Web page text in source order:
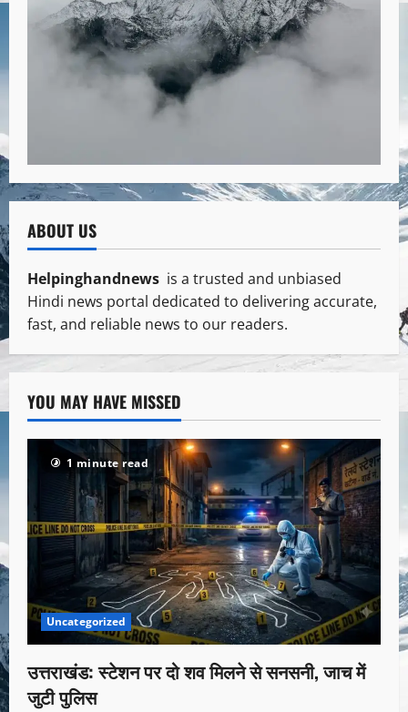
ABOUT US
Helpinghandnews is a trusted and unbiased
Hindi news portal dedicated to delivering accurate,
fast, and reliable news to our readers.
YOU MAY HAVE MISSED
1 minute read
Uncategorized
उत्तराखंड: स्टेशन पर दो शव मिलने से सनसनी, जाच में
जुटी पुलिस